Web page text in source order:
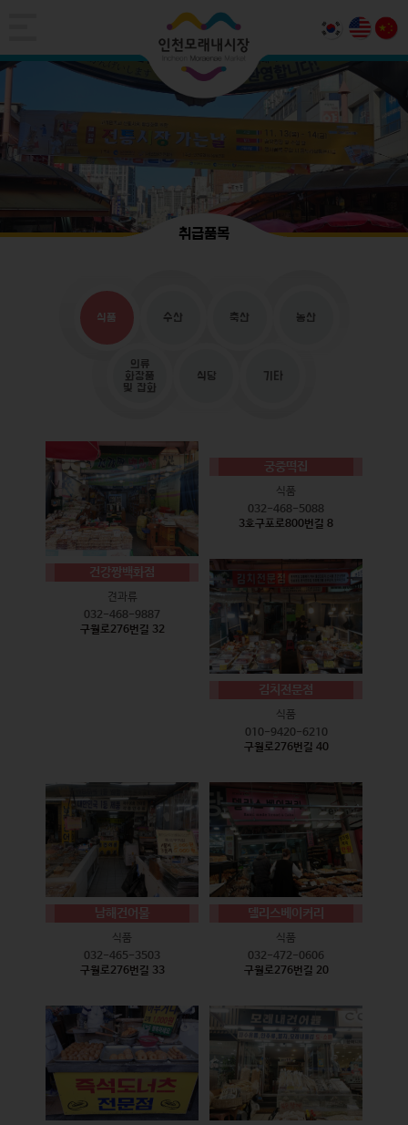
취급품목
식품 수산 축산 농산
의류
화장품
및 잡화
식당 기타
건강짱백화점
견과류
032-468-9887
구월로276번길 32
궁중떡집
식품
032-468-5088
3호구포로800번길 8
김치전문점
식품
010-9420-6210
구월로276번길 40
남해건어물
식품
032-465-3503
구월로276번길 33
델리스베이커리
식품
032-472-0606
구월로276번길 20